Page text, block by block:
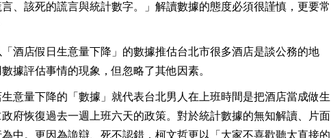
、該死的謊言與統計數字。」解讀數據的態度必須很謹慎，更要常
酒店假日生意量下降」的數據推估台北市很多酒店是談公務的地
據評估事情的現象，但忽略了其他因素。
意量下降的「數據」就代表台北男人在上班時間是把酒店當成做生
府恢復過去一週上班六天的政策。對於統計數據的無知解讀、片面
中。更因為詭辯、死不認錯，柯文哲更以「大家不喜歡聽太直接的